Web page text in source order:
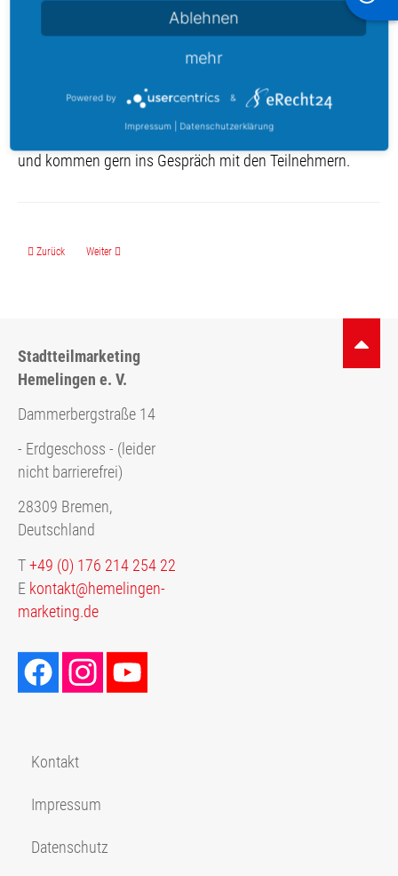
Veranstalter im rechtlichen Sinne ist der Förderverein der
Freiwilligen Feuerwehr Bremen-Mahndorf e. V..
Unterstützt wird er durch Kräfte der Freiwilligen Feuerwehr
Bremen-Stadt e. V. & Freunden der Organisationen.
Die Nachtwanderer für den Bremer Osten sind mit dabei
und kommen gern ins Gespräch mit den Teilnehmern.
Vorheriger Beitrag: Treffen der Nachtwanderer: "Sicherheit für alle Altersgruppen"
Zurück Nächster Beitrag: Die HEVIE Anmeldeformulare sind online!!
Weiter
Stadtteilmarketing
Hemelingen e. V.
Dammerbergstraße 14
- Erdgeschoss - (leider
nicht barrierefrei)
28309 Bremen,
Deutschland
T +49 (0) 176 214 254 22
E kontakt@hemelingen-
marketing.de
Kontakt
Impressum
Datenschutz
Ablehnen
mehr
Powered by &
Impressum Datenschutzerklärung